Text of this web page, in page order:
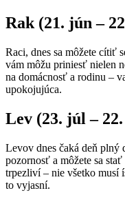
Rak (21. jún –
Raci, dnes sa môžete cítiť
vám môžu priniesť nielen
na domácnosť a rodinu –
upokojujúca.
Lev (23. júl –
Levov dnes čaká deň plný
pozornosť a môžete sa
trpezliví – nie všetko musí
to vyjasní.